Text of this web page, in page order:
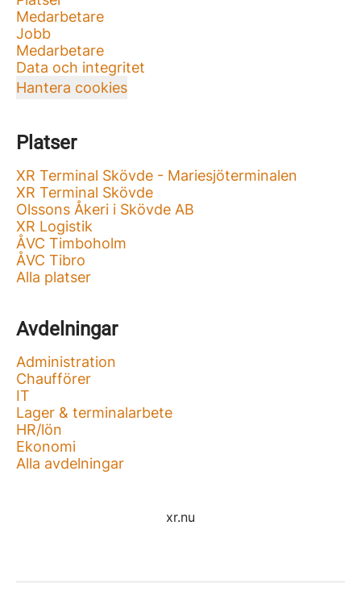
Medarbetare
Jobb
Medarbetare
Data och integritet
Hantera cookies
Platser
XR Terminal Skövde - Mariesjöterminalen
XR Terminal Skövde
Olssons Åkeri i Skövde AB
XR Logistik
ÅVC Timboholm
ÅVC Tibro
Alla platser
Avdelningar
Administration
Chaufförer
IT
Lager & terminalarbete
HR/lön
Ekonomi
Alla avdelningar
xr.nu